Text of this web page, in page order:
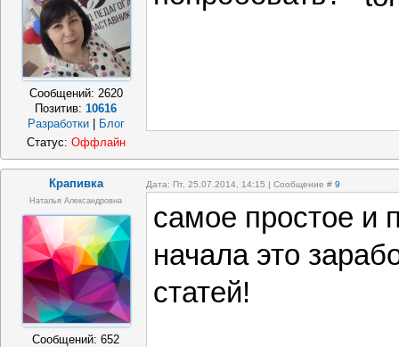
Сообщений: 2620
Позитив:10616
Разработки
Блог
Статус: Оффлайн
Крапивка Дата: Пт, 25.07.2014, 14:15 | Сообщение # 9
Наталья Александровна
Сообщений:652
самое простое и
начала это
статей!